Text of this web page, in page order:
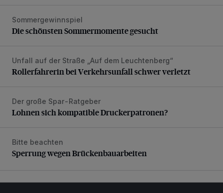
Die schönsten Sommermomente gesucht
Sommergewinnspiel
Die schönsten Sommermomente gesucht
Rollerfahrerin bei Verkehrsunfall schwer verletzt
Unfall auf der Straße „Auf dem Leuchtenberg“
Rollerfahrerin bei Verkehrsunfall schwer verletzt
Lohnen sich kompatible Druckerpatronen?
Der große Spar-Ratgeber
Lohnen sich kompatible Druckerpatronen?
Sperrung wegen Brückenbauarbeiten
Bitte beachten
Sperrung wegen Brückenbauarbeiten